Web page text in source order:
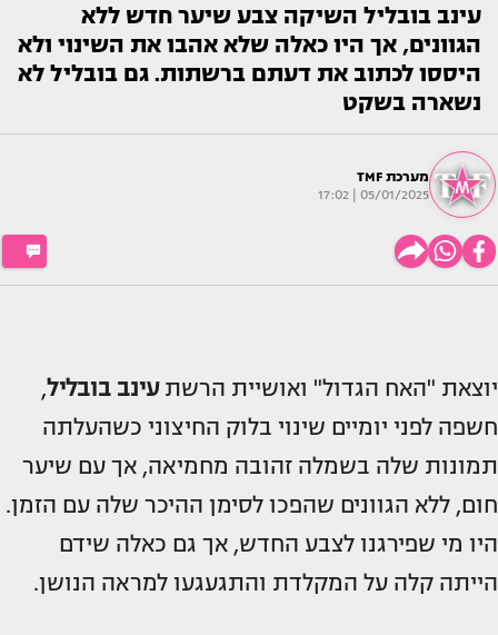
עינב בובליל השיקה צבע שיער חדש ללא
הגוונים, אך היו כאלה שלא אהבו את השינוי ולא
היססו לכתוב את דעתם ברשתות. גם בובליל לא
נשארה בשקט
מערכת TMF
05/01/2025 | 17:02
יוצאת "האח הגדול" ואושיית הרשתעינב בובליל,
חשפה לפני יומיים שינוי בלוק החיצוני כשהעלתה
תמונות שלה בשמלה זהובה מחמיאה, אך עם שיער
חום, ללא הגוונים שהפכו לסימן ההיכר שלה עם הזמן.
היו מי שפירגנו לצבע החדש, אך גם כאלה שידם
הייתה קלה על המקלדת והתגעגעו למראה הנושן.